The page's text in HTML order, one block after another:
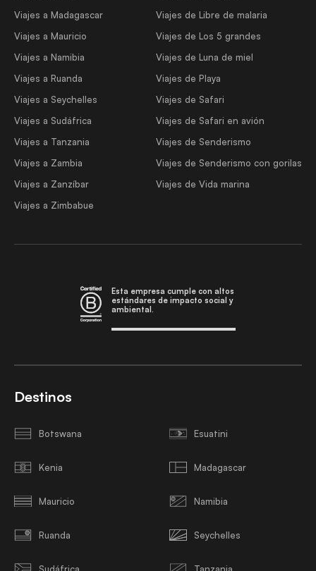
Viajes a Madagascar
Viajes a Mauricio
Viajes a Namibia
Viajes a Ruanda
Viajes a Seychelles
Viajes a Sudáfrica
Viajes a Tanzania
Viajes a Zambia
Viajes a Zanzíbar
Viajes a Zimbabue
Viajes de Libre de malaria
Viajes de Los 5 grandes
Viajes de Luna de miel
Viajes de Playa
Viajes de Safari
Viajes de Safari en avión
Viajes de Senderismo
Viajes de Senderismo con gorilas
Viajes de Vida marina
Esta empresa cumple con altos
estándares de impacto social y
ambiental.
Destinos
Botswana Esuatini
Kenia Madagascar
Mauricio Namibia
Ruanda Seychelles
Sudáfrica Tanzania